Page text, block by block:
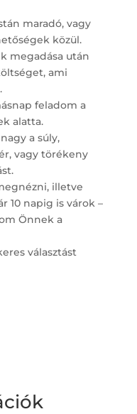
maradó, vagy
közül.
megadása után
ami
feladom a
alatta.
a súly,
vagy törékeny
illetve
10 napig is várok –
Önnek a
választást